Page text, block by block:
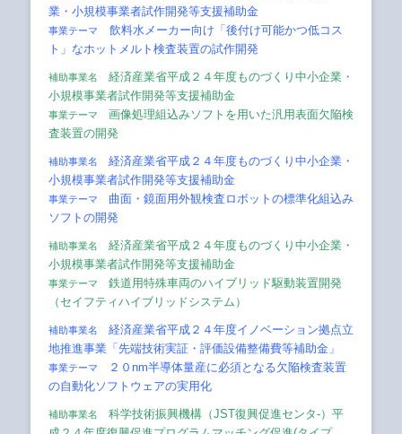
業・小規模事業者試作開発等支援補助金
事業テーマ
飲料水メーカー向け「後付け可能かつ低コス
ト」なホットメルト検査装置の試作開発
補助事業名
経済産業省平成２４年度ものづくり中小企業・
小規模事業者試作開発等支援補助金
事業テーマ 画像処理組込みソフトを用いた汎用表面欠陥検
査装置の開発
補助事業名
経済産業省平成２４年度ものづくり中小企業・
小規模事業者試作開発等支援補助金
事業テーマ
曲面・鏡面用外観検査ロボットの標準化組込み
ソフトの開発
補助事業名
経済産業省平成２４年度ものづくり中小企業・
小規模事業者試作開発等支援補助金
事業テーマ
鉄道用特殊車両のハイブリッド駆動装置開発
（セイフティハイブリッドシステム）
補助事業名
経済産業省平成２４年度イノベーション拠点立
地推進事業「先端技術実証・評価設備整備費等補助金」
事業テーマ
２０nm半導体量産に必須となる欠陥検査装置
の自動化ソフトウェアの実用化
補助事業名
科学技術振興機構（JST復興促進センタ-）平